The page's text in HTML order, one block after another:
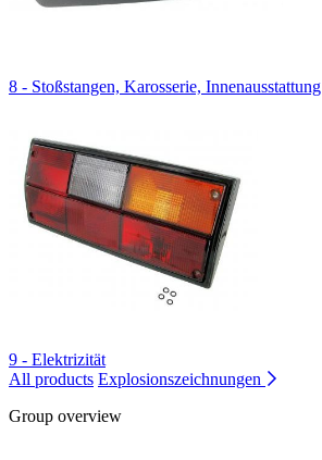
8 - Stoßstangen, Karosserie, Innenausstattung
9 - Elektrizität
All products Explosionszeichnungen
Group overview